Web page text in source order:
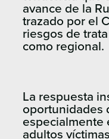
avance de la
trazado por el
riesgos de
como regional.
La respuesta
oportunidades
especialmente
adultos